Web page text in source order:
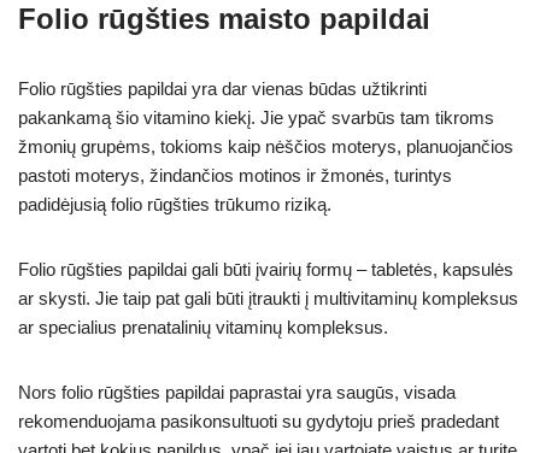
Folio rūgšties maisto papildai
Folio rūgšties papildai yra dar vienas būdas užtikrinti
pakankamą šio vitamino kiekį. Jie ypač svarbūs tam tikroms
žmonių grupėms, tokioms kaip nėščios moterys, planuojančios
pastoti moterys, žindančios motinos ir žmonės, turintys
padidėjusią folio rūgšties trūkumo riziką.
Folio rūgšties papildai gali būti įvairių formų – tabletės, kapsulės
ar skysti. Jie taip pat gali būti įtraukti į multivitaminų kompleksus
ar specialius prenatalinių vitaminų kompleksus.
Nors folio rūgšties papildai paprastai yra saugūs, visada
rekomenduojama pasikonsultuoti su gydytoju prieš pradedant